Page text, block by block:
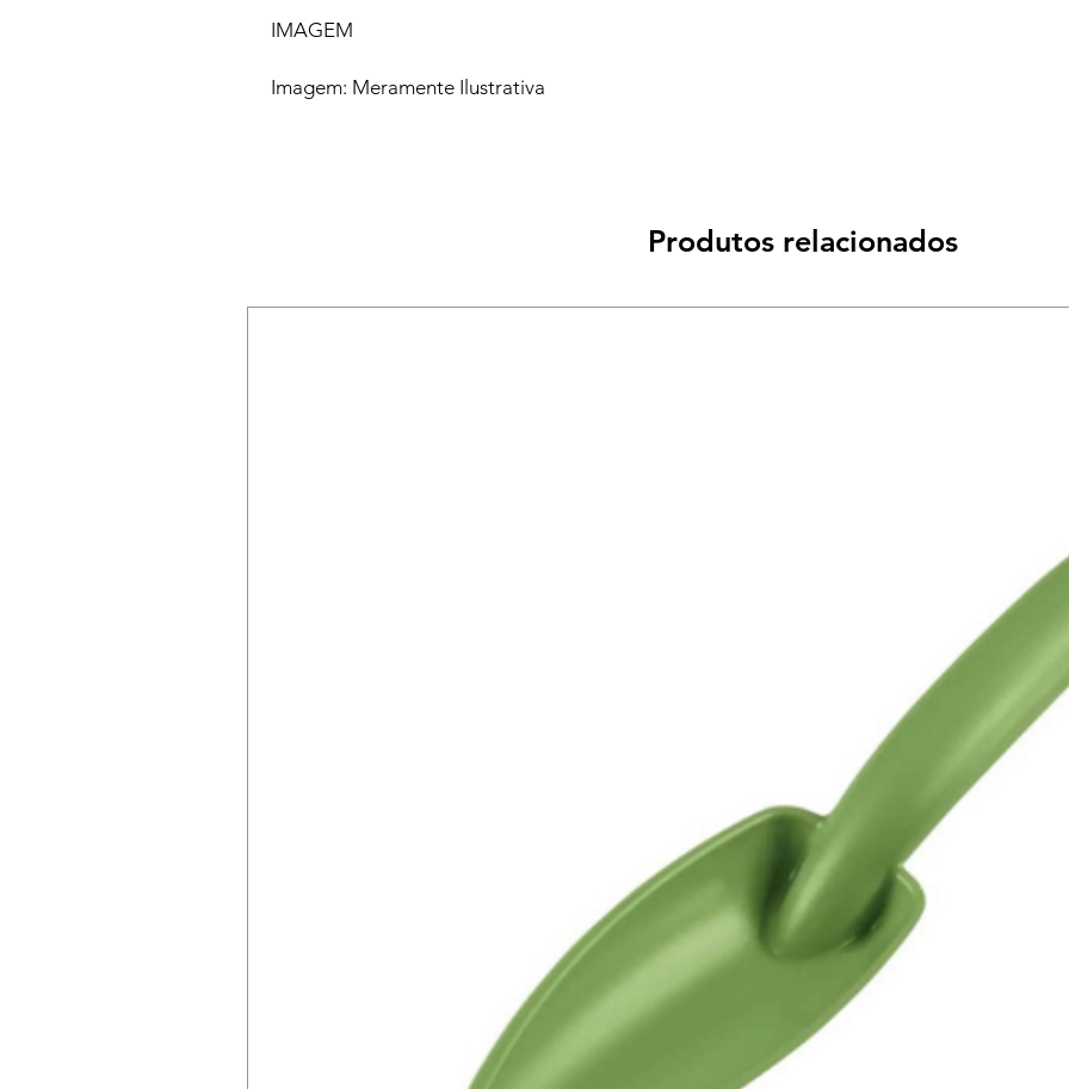
IMAGEM
Imagem: Meramente Ilustrativa
Produtos relacionados